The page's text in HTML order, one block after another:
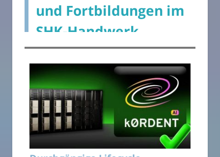
und Fortbildungen im
SHK-Handwerk